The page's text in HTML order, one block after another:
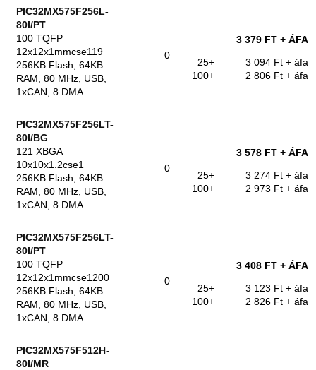
PIC32MX575F256L-
80I/PT
100 TQFP
12x12x1mmcse119
256KB Flash, 64KB
RAM, 80 MHz, USB,
1xCAN, 8 DMA
0
3 379 FT + ÁFA
25+
3 094 Ft + áfa
100+
2 806 Ft + áfa
PIC32MX575F256LT-
80I/BG
121 XBGA
10x10x1.2cse1
256KB Flash, 64KB
RAM, 80 MHz, USB,
1xCAN, 8 DMA
0
3 578 FT + ÁFA
25+
3 274 Ft + áfa
100+
2 973 Ft + áfa
PIC32MX575F256LT-
80I/PT
100 TQFP
12x12x1mmcse1200
256KB Flash, 64KB
RAM, 80 MHz, USB,
1xCAN, 8 DMA
0
3 408 FT + ÁFA
25+
3 123 Ft + áfa
100+
2 826 Ft + áfa
PIC32MX575F512H-
80I/MR